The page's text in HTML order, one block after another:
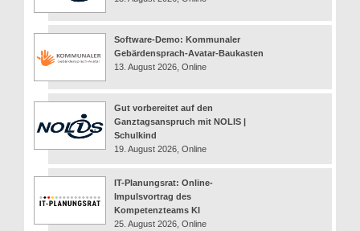
Software-Demo: Kommunaler
Gebärdensprach-Avatar-Baukasten
13. August 2026, Online
Gut vorbereitet auf den
Ganztagsanspruch mit NOLIS |
Schulkind
19. August 2026, Online
IT-Planungsrat: Online-
Impulsvortrag des
Kompetenzteams KI
25. August 2026, Online